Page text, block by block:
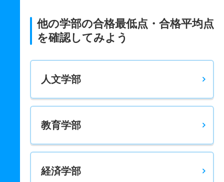
工学科／応用化学コース 一般 後
他の学部の合格最低点・合格平均点
を確認してみよう
人文学部
教育学部
経済学部